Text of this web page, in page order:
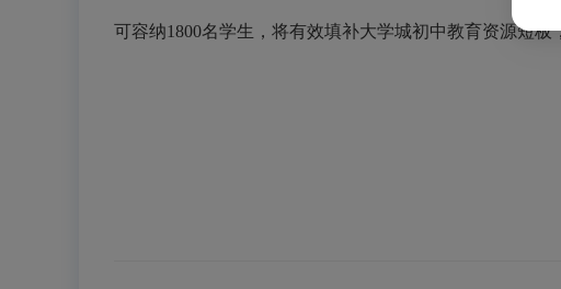
可容纳1800名学生，将有效填补大学城初中教育资源短